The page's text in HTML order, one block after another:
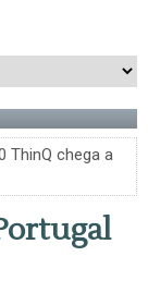
ThinQ chega a